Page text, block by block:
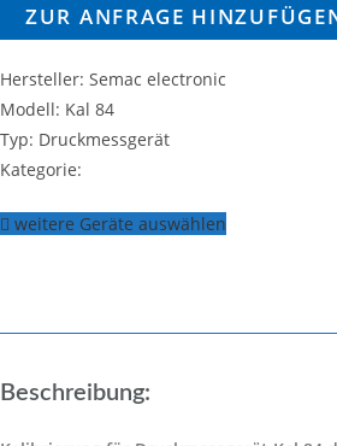
ZUR ANFRAGE
Hersteller: Semac electronic
Modell: Kal 84
Typ: Druckmessgerät
Kategorie:
weitere Geräte auswählen
Beschreibung: